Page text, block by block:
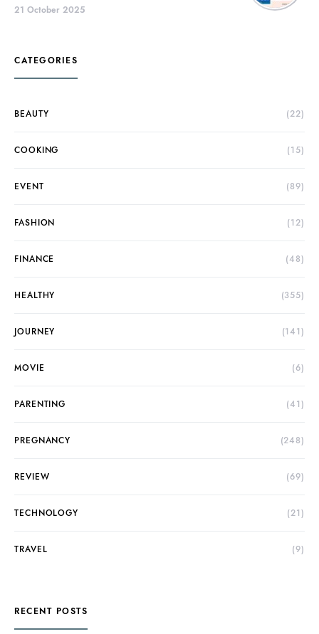
21 October 2025
CATEGORIES
BEAUTY (22)
COOKING (15)
EVENT (89)
FASHION (12)
FINANCE (48)
HEALTHY (355)
JOURNEY (141)
MOVIE (6)
PARENTING (41)
PREGNANCY (248)
REVIEW (69)
TECHNOLOGY (21)
TRAVEL (9)
RECENT POSTS